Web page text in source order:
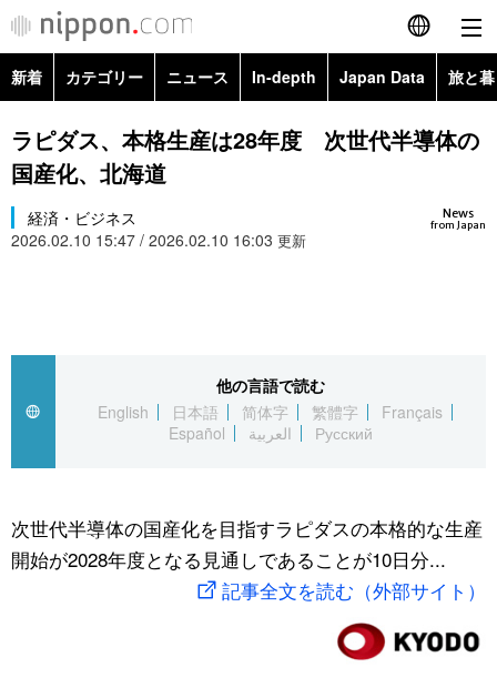
English
简体字
Русский
カテゴリー
国際
社会
文化
アーカイブ
Japan Data
旅と暮らし
動画/Live
新着 カテゴリー ニュース In-depth Japan Data 旅と
政治・外交
経済・ビジネス
国際・海外
文化
科学・技術
暮らし
スポーツ・東京2020
Topics
ラピダス、本格生産は28年度 次世代半導体の
国産化、北海道
News
from Japan
経済・ビジネス
2026.02.10 15:47 / 2026.02.10 16:03 更新
他の言語で読む
English
日本語 简体字 繁體字
Français
Español
العربية Русский
次世代半導体の国産化を目指すラピダスの本格的な生産
開始が2028年度となる見通しであることが10日分...
記事全文を読む（外部サイト）